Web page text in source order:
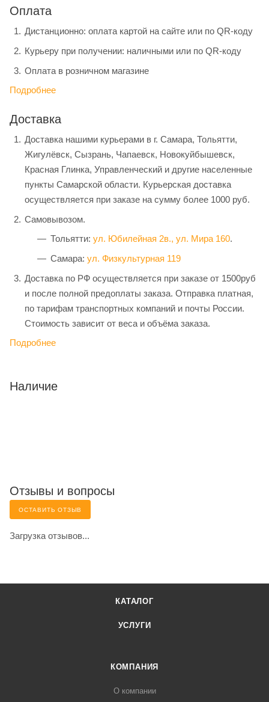
Оплата
Дистанционно: оплата картой на сайте или по QR-коду
Курьеру при получении: наличными или по QR-коду
Оплата в розничном магазине
Подробнее
Доставка
Доставка нашими курьерами в г. Самара, Тольятти,
Жигулёвск, Сызрань, Чапаевск, Новокуйбышевск,
Красная Глинка, Управленческий и другие населенные
пункты Самарской области. Курьерская доставка
осуществляется при заказе на сумму более 1000 руб.
Самовывозом.
Тольятти: ул. Юбилейная 2в., ул. Мира 160.
Самара: ул. Физкультурная 119
Доставка по РФ осуществляется при заказе от 1500руб
и после полной предоплаты заказа. Отправка платная,
по тарифам транспортных компаний и почты России.
Стоимость зависит от веса и объёма заказа.
Подробнее
Наличие
Отзывы и вопросы
ОСТАВИТЬ ОТЗЫВ
Загрузка отзывов...
КАТАЛОГ
УСЛУГИ
КОМПАНИЯ
О компании